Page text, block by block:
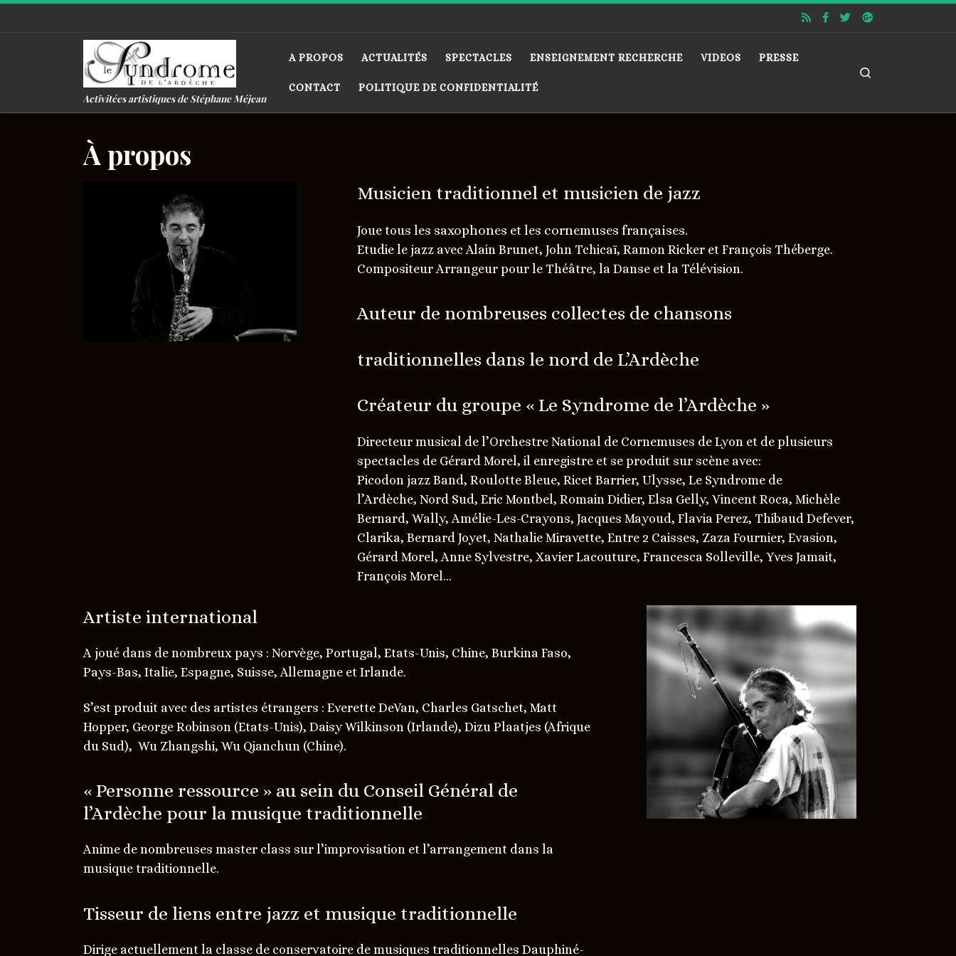
Activitées artistiques de Stéphane Méjean
A PROPOS ACTUALITÉS SPECTACLES ENSEIGNEMENT RECHERCHE VIDEOS PRESSE
CONTACT POLITIQUE DE CONFIDENTIALITÉ
À propos
Musicien traditionnel et musicien de jazz
Joue tous les saxophones et les cornemuses françaises.
Etudie le jazz avec Alain Brunet, John Tchicaï, Ramon Ricker et François Théberge.
Compositeur Arrangeur pour le Théâtre, la Danse et la Télévision.
Auteur de nombreuses collectes de chansons
traditionnelles dans le nord de L’Ardèche
Créateur du groupe « Le Syndrome de l’Ardèche »
Directeur musical de l’Orchestre National de Cornemuses de Lyon et de plusieurs
spectacles de Gérard Morel, il enregistre et se produit sur scène avec:
Picodon jazz Band, Roulotte Bleue, Ricet Barrier, Ulysse, Le Syndrome de
l’Ardèche, Nord Sud, Eric Montbel, Romain Didier, Elsa Gelly, Vincent Roca, Michèle
Bernard, Wally, Amélie-Les-Crayons, Jacques Mayoud, Flavia Perez, Thibaud Defever,
Clarika, Bernard Joyet, Nathalie Miravette, Entre 2 Caisses, Zaza Fournier, Evasion,
Gérard Morel, Anne Sylvestre, Xavier Lacouture, Francesca Solleville, Yves Jamait,
François Morel…
Artiste international
A joué dans de nombreux pays : Norvège, Portugal, Etats-Unis, Chine, Burkina Faso,
Pays-Bas, Italie, Espagne, Suisse, Allemagne et Irlande.
S’est produit avec des artistes étrangers : Everette DeVan, Charles Gatschet, Matt
Hopper, George Robinson (Etats-Unis), Daisy Wilkinson (Irlande), Dizu Plaatjes (Afrique
du Sud), Wu Zhangshi, Wu Qianchun (Chine).
« Personne ressource » au sein du Conseil Général de
l’Ardèche pour la musique traditionnelle
Anime de nombreuses master class sur l’improvisation et l’arrangement dans la
musique traditionnelle.
Tisseur de liens entre jazz et musique traditionnelle
Dirige actuellement la classe de conservatoire de musiques traditionnelles Dauphiné-